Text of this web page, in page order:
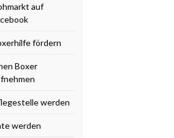
auf
fördern
Boxer
werden
werden